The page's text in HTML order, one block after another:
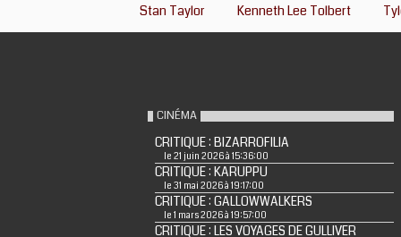
Stan Taylor
Kenneth Lee Tolbert
CINÉMA
CRITIQUE : BIZARROFILIA
le 21 juin 2026 à 15:36:00
CRITIQUE : KARUPPU
le 31 mai 2026 à 19:17:00
CRITIQUE : GALLOWWALKERS
le 1 mars 2026 à 19:57:00
CRITIQUE : LES VOYAGES DE GULLIVER